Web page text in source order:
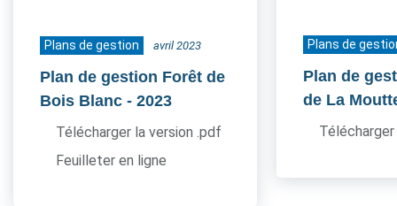
Plans de gestion avril 2023
Plan de gestion Forêt de
Bois Blanc - 2023
Télécharger la version .pdf
Feuilleter en ligne
Plans de
Plan de
de La